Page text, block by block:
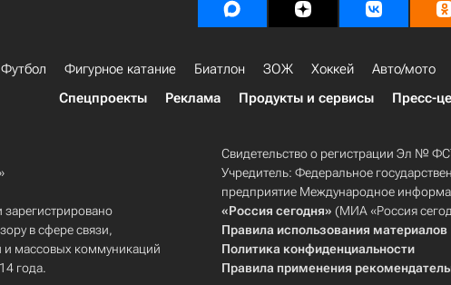
Футбол Фигурное катание Биатлон ЗОЖ Хоккей Авто/мото
Спецпроекты
Реклама Продукты и сервисы Пресс-
в сфере связи,
массовых коммуникаций
года.
Свидетельство о регистрации Эл №
Учредитель: Федеральное
предприятие Международное
«Россия сегодня» (МИА «Россия
Правила использования материалов
Политика конфиденциальности
Правила применения